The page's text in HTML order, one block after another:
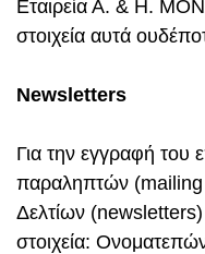
Εταιρεία Α. & Η.
στοιχεία αυτά
Newsletters
Για την εγγραφή του
παραληπτών
Δελτίων (newsletters)
στοιχεία: